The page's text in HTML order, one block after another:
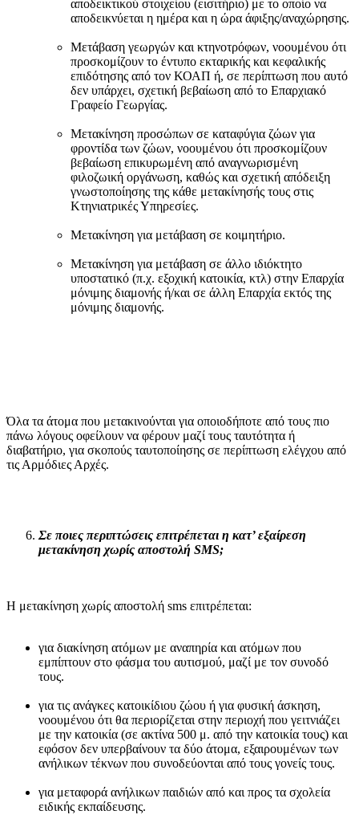
αποδεικτικού στοιχείου (εισιτήριο) με το οποίο να
αποδεικνύεται η ημέρα και η ώρα άφιξης/αναχώρησης.
Μετάβαση γεωργών και κτηνοτρόφων, νοουμένου ότι
προσκομίζουν το έντυπο εκταρικής και κεφαλικής
επιδότησης από τον ΚΟΑΠ ή, σε περίπτωση που αυτό
δεν υπάρχει, σχετική βεβαίωση από το Επαρχιακό
Γραφείο Γεωργίας.
Μετακίνηση προσώπων σε καταφύγια ζώων για
φροντίδα των ζώων, νοουμένου ότι προσκομίζουν
βεβαίωση επικυρωμένη από αναγνωρισμένη
φιλοζωική οργάνωση, καθώς και σχετική απόδειξη
γνωστοποίησης της κάθε μετακίνησής τους στις
Κτηνιατρικές Υπηρεσίες.
Μετακίνηση για μετάβαση σε κοιμητήριο.
Μετακίνηση για μετάβαση σε άλλο ιδιόκτητο
υποστατικό (π.χ. εξοχική κατοικία, κτλ) στην Επαρχία
μόνιμης διαμονής ή/και σε άλλη Επαρχία εκτός της
μόνιμης διαμονής.
Όλα τα άτομα που μετακινούνται για οποιοδήποτε από τους πιο
πάνω λόγους οφείλουν να φέρουν μαζί τους ταυτότητα ή
διαβατήριο, για σκοπούς ταυτοποίησης σε περίπτωση ελέγχου από
τις Αρμόδιες Αρχές.
Σε ποιες περιπτώσεις επιτρέπεται η κατ’ εξαίρεση
μετακίνηση χωρίς αποστολή SMS;
Η μετακίνηση χωρίς αποστολή sms επιτρέπεται:
για διακίνηση ατόμων με αναπηρία και ατόμων που
εμπίπτουν στο φάσμα του αυτισμού, μαζί με τον συνοδό
τους.
για τις ανάγκες κατοικίδιου ζώου ή για φυσική άσκηση,
νοουμένου ότι θα περιορίζεται στην περιοχή που γειτνιάζει
με την κατοικία (σε ακτίνα 500 μ. από την κατοικία τους) και
εφόσον δεν υπερβαίνουν τα δύο άτομα, εξαιρουμένων των
ανήλικων τέκνων που συνοδεύονται από τους γονείς τους.
για μεταφορά ανήλικων παιδιών από και προς τα σχολεία
ειδικής εκπαίδευσης.